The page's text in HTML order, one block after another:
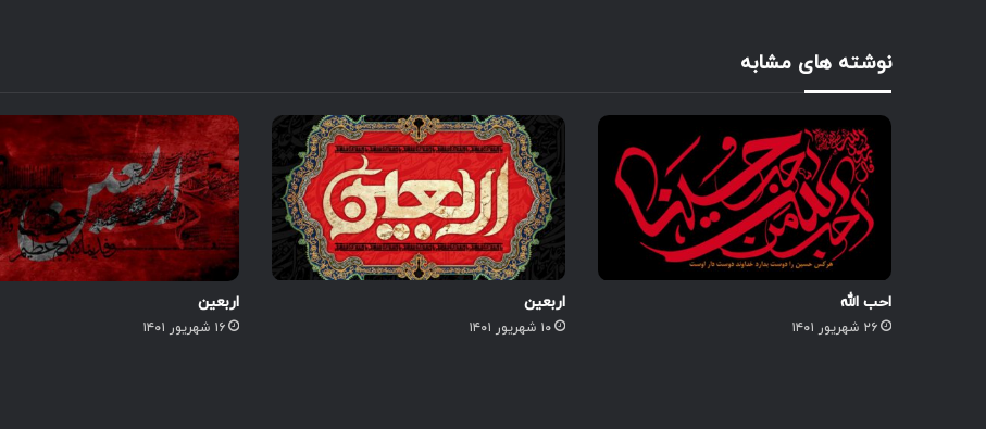
نوشته های مشابه
احب الله
۲۶ شهریور ۱۴۰۱
اربعین
۱۰ شهریور ۱۴۰۱
اربعین
۱۶ شهریور ۱۴۰۱